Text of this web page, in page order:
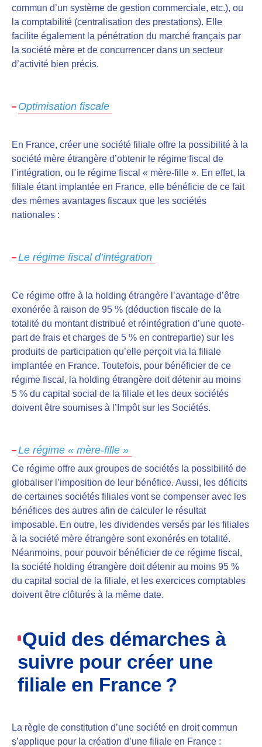
commun d’un système de gestion commerciale, etc.), ou
la comptabilité (centralisation des prestations). Elle
facilite également la pénétration du marché français par
la société mère et de concurrencer dans un secteur
d’activité bien précis.
Optimisation fiscale
En France, créer une société filiale offre la possibilité à la
société mère étrangère d’obtenir le régime fiscal de
l’intégration, ou le régime fiscal « mère-fille ». En effet, la
filiale étant implantée en France, elle bénéficie de ce fait
des mêmes avantages fiscaux que les sociétés
nationales :
Le régime fiscal d’intégration
Ce régime offre à la holding étrangère l’avantage d’être
exonérée à raison de 95 % (déduction fiscale de la
totalité du montant distribué et réintégration d’une quote-
part de frais et charges de 5 % en contrepartie) sur les
produits de participation qu’elle perçoit via la filiale
implantée en France. Toutefois, pour bénéficier de ce
régime fiscal, la holding étrangère doit détenir au moins
5 % du capital social de la filiale et les deux sociétés
doivent être soumises à l’Impôt sur les Sociétés.
Le régime « mère-fille »
Ce régime offre aux groupes de sociétés la possibilité de
globaliser l’imposition de leur bénéfice. Aussi, les déficits
de certaines sociétés filiales vont se compenser avec les
bénéfices des autres afin de calculer le résultat
imposable. En outre, les dividendes versés par les filiales
à la société mère étrangère sont exonérés en totalité.
Néanmoins, pour pouvoir bénéficier de ce régime fiscal,
la société holding étrangère doit détenir au moins 95 %
du capital social de la filiale, et les exercices comptables
doivent être clôturés à la même date.
Quid des démarches à
suivre pour créer une
filiale en France ?
La règle de constitution d’une société en droit commun
s’applique pour la création d’une filiale en France :